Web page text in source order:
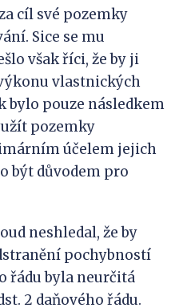
cíl své pozemky
Sice se mu
však říci, že by ji
vlastnických
bylo pouze následkem
pozemky
účelem jejich
být důvodem pro
neshledal, že by
pochybností
řádu byla neurčitá
2 daňového řádu.